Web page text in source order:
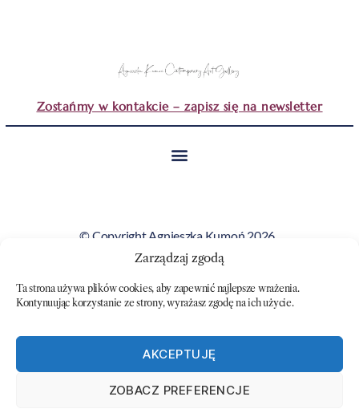
Zarządzaj zgodą
Ta strona używa plików cookies, aby zapewnić najlepsze wrażenia.
Kontynuując korzystanie ze strony, wyrażasz zgodę na ich użycie.
AKCEPTUJĘ
ZOBACZ PREFERENCJE
Zostańmy w kontakcie – zapisz się na newsletter
© Copyright Agnieszka Kumoń 2026.
Wszystkie obrazy i teksty prezentowane na tej stronie
wykorzystywane bez jej zgody.